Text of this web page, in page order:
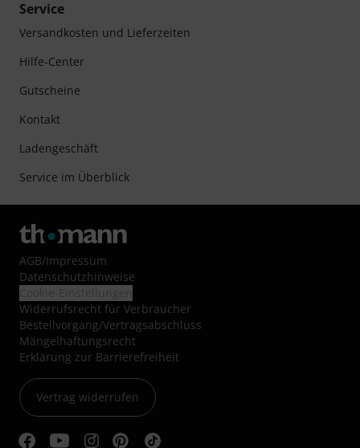
Service
Versandkosten und Lieferzeiten
Hilfe-Center
Gutscheine
Kontakt
Ladengeschäft
Service im Überblick
AGB/Impressum
Datenschutzhinweise
Widerrufsrecht für Verbraucher
Bestellvorgang/Vertragsabschluss
Mängelhaftungsrecht
Erklärung zur Barrierefreiheit
Vertrag widerrufen